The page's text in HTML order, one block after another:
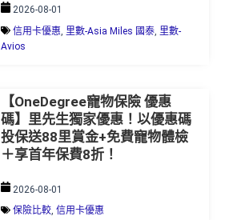
2026-08-01
信用卡優惠 里數-Asia Miles 國泰, 里數-
Avios
【OneDegree寵物保險 優惠
碼】里先生獨家優惠！以優惠碼
投保送88里賞金+免費寵物體檢
＋享首年保費8折！
2026-08-01
保險比較, 信用卡優惠